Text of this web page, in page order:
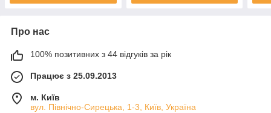
Про нас
100% позитивних з 44 відгуків за рік
Працює з 25.09.2013
м. Київ
вул. Північно-Сирецька, 1-3, Київ, Україна